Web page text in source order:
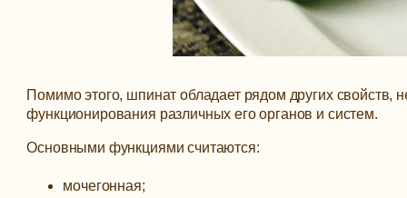
Помимо этого, шпинат обладает рядом других свойств,
функционирования различных его органов и систем.
Основными функциями считаются:
мочегонная;